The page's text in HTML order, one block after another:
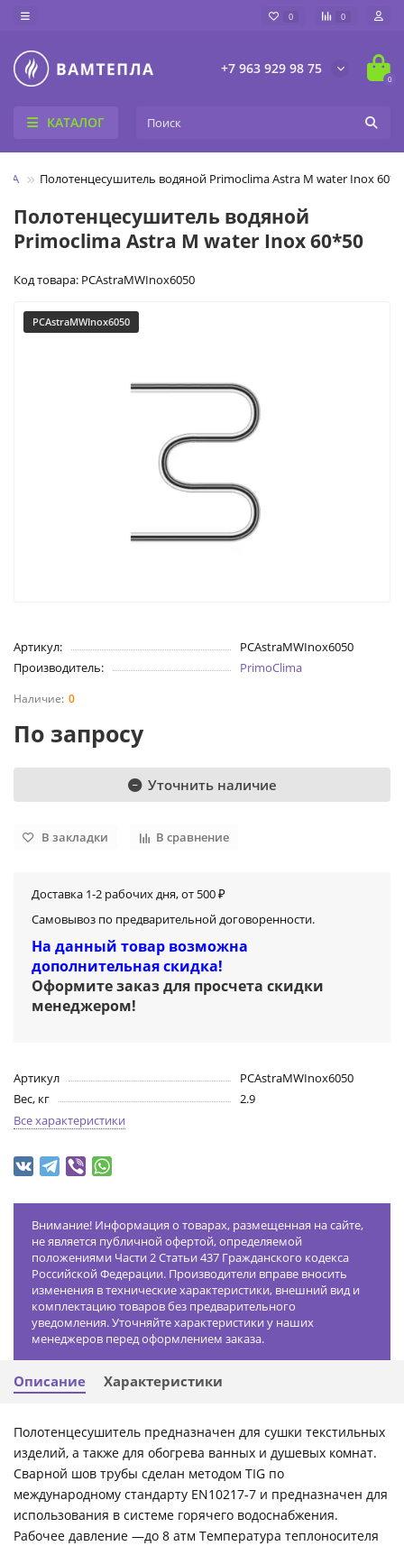
0 0
+7 963 929 98 75
0
КАТАЛОГ
Полотенцесушитель водяной Primoclima Astra М water Inox
Полотенцесушитель водяной
Primoclima Astra М water Inox 60*50
Код товара: PCAstraМWInox6050
PCAstraМWInox6050
Артикул:
PCAstraМWInox6050
Производитель:
PrimoClima
0
По запросу
Уточнить наличие
В закладки В сравнение
Доставка 1-2 рабочих дня, от 500 ₽
Самовывоз по предварительной договоренности.
На данный товар возможна
дополнительная скидка!
Оформите заказ для просчета скидки
менеджером!
Артикул
PCAstraМWInox6050
Вес, кг
2.9
Все характеристики
Внимание! Информация о товарах, размещенная на сайте,
не является публичной офертой, определяемой
положениями Части 2 Статьи 437 Гражданского кодекса
Российской Федерации. Производители вправе вносить
изменения в технические характеристики, внешний вид и
комплектацию товаров без предварительного
уведомления. Уточняйте характеристики у наших
менеджеров перед оформлением заказа.
Описание Характеристики
Полотенцесушитель предназначен для сушки текстильных
изделий, а также для обогрева ванных и душевых комнат.
Сварной шов трубы сделан методом TIG по
международному стандарту EN10217-7 и предназначен для
использования в системе горячего водоснабжения.
Рабочее давление —до 8 атм Температура теплоносителя